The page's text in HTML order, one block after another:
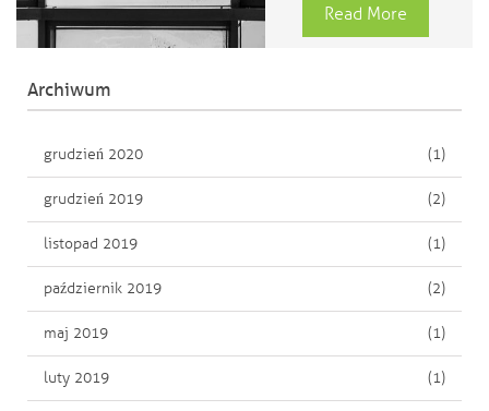
Read More
Archiwum
grudzień 2020 (1)
grudzień 2019 (2)
listopad 2019 (1)
październik 2019 (2)
maj 2019 (1)
luty 2019 (1)